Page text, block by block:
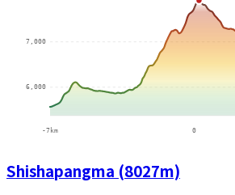
Shishapangma (8027m)